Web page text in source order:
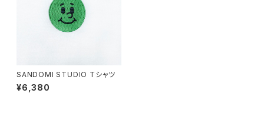
SANDOMI STUDIO Tシャツ
¥6,380